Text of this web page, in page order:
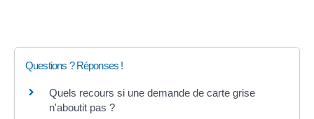
Questions ? Réponses !
Quels recours si une demande de carte grise
n'aboutit pas ?